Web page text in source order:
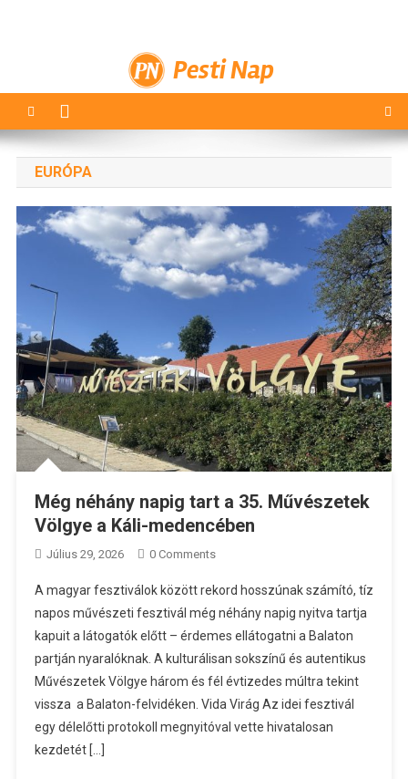
Pesti Nap
EURÓPA
Még néhány napig tart a 35. Művészetek
Völgye a Káli-medencében
Július 29, 2026 0 Comments
A magyar fesztiválok között rekord hosszúnak számító, tíz
napos művészeti fesztivál még néhány napig nyitva tartja
kapuit a látogatók előtt – érdemes ellátogatni a Balaton
partján nyaralóknak. A kulturálisan sokszínű és autentikus
Művészetek Völgye három és fél évtizedes múltra tekint
vissza a Balaton-felvidéken. Vida Virág Az idei fesztivál
egy délelőtti protokoll megnyitóval vette hivatalosan
kezdetét […]